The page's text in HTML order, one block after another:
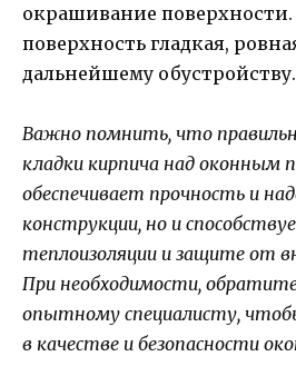
окрашивание поверхности.
поверхность гладкая,
дальнейшему обустройству.
Важно помнить, что
кладки кирпича над оконным
обеспечивает прочность и
конструкции, но и
теплоизоляции и защите от
При необходимости,
опытному специалисту,
в качестве и безопасности